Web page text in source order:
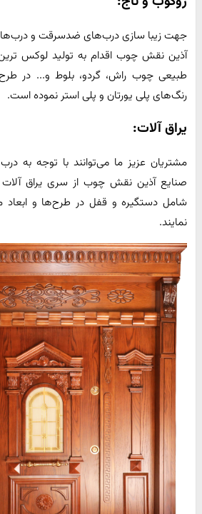
جهت زیبا سازی درب‌های ضدسرقت و
آذین نقش چوب اقدام به تولید لوکس
طبیعی چوب راش، گردو، بلوط و... در
رنگ‌های پلی یورتان و پلی استر نموده است.
یراق آلات:
مشتریان عزیز ما می‌توانند با توجه به
صنایع آذین نقش چوب از سری یراق
شامل دستگیره و قفل در طرح‌ها و ابعاد
نمایند.